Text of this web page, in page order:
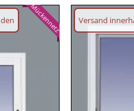
Mückennetz Versand